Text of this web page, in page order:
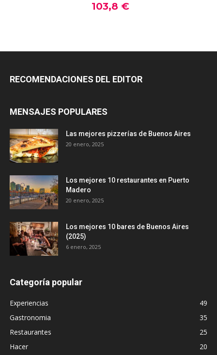
RECOMENDACIONES DEL EDITOR
MENSAJES POPULARES
Las mejores pizzerías de Buenos Aires
20 enero, 2025
Los mejores 10 restaurantes en Puerto
Madero
20 enero, 2025
Los mejores 10 bares de Buenos Aires
(2025)
6 enero, 2025
Categoría popular
Experiencias
49
Gastronomia
35
Restaurantes
25
Hacer
20